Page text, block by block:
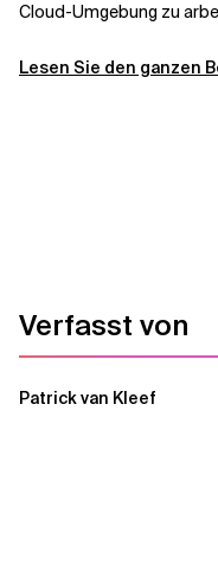
Cloud-Umgebung zu
Lesen Sie den ganzen
Verfasst von
Patrick van Kleef